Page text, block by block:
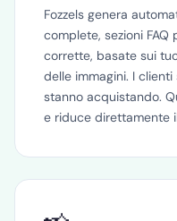
Fozzels genera
complete, sezioni
corrette, basate sui
delle immagini. I
stanno acquistando.
e riduce direttamente